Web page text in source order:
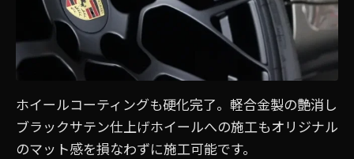
ホイールコーティングも硬化完了。軽合金製の艶消し
ブラックサテン仕上げホイールへの施工もオリジナル
のマット感を損なわずに施工可能です。